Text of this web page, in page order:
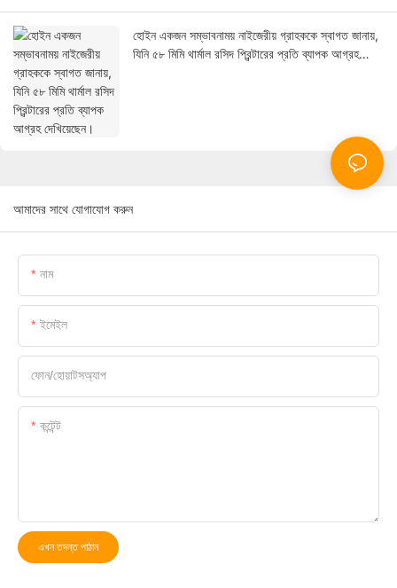
হোইন একজন সম্ভাবনাময় নাইজেরীয় গ্রাহককে স্বাগত জানায়,
যিনি ৫৮ মিমি থার্মাল রসিদ প্রিন্টারের প্রতি ব্যাপক আগ্রহ
আমাদের সাথে যোগাযোগ করুন
নাম
ইমেইল
ফোন/হোয়াটসঅ্যাপ
কন্টেন্ট
এখন তদন্ত পাঠান